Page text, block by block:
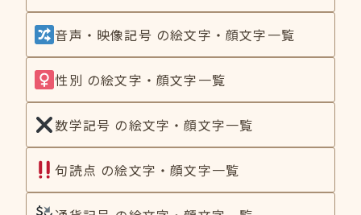
音声・映像記号 の絵文字・顔文字一覧
性別 の絵文字・顔文字一覧
数学記号 の絵文字・顔文字一覧
句読点 の絵文字・顔文字一覧